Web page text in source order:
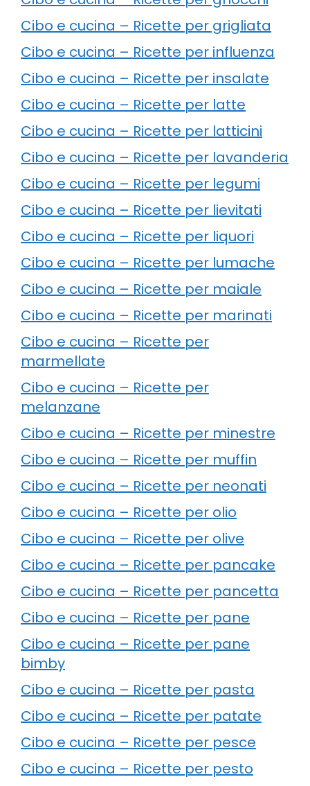
Cibo e cucina – Ricette per grigliata
Cibo e cucina – Ricette per influenza
Cibo e cucina – Ricette per insalate
Cibo e cucina – Ricette per latte
Cibo e cucina – Ricette per latticini
Cibo e cucina – Ricette per lavanderia
Cibo e cucina – Ricette per legumi
Cibo e cucina – Ricette per lievitati
Cibo e cucina – Ricette per liquori
Cibo e cucina – Ricette per lumache
Cibo e cucina – Ricette per maiale
Cibo e cucina – Ricette per marinati
Cibo e cucina – Ricette per
marmellate
Cibo e cucina – Ricette per
melanzane
Cibo e cucina – Ricette per minestre
Cibo e cucina – Ricette per muffin
Cibo e cucina – Ricette per neonati
Cibo e cucina – Ricette per olio
Cibo e cucina – Ricette per olive
Cibo e cucina – Ricette per pancake
Cibo e cucina – Ricette per pancetta
Cibo e cucina – Ricette per pane
Cibo e cucina – Ricette per pane
bimby
Cibo e cucina – Ricette per pasta
Cibo e cucina – Ricette per patate
Cibo e cucina – Ricette per pesce
Cibo e cucina – Ricette per pesto